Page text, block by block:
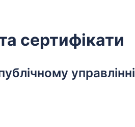
сертифікати
управлінні